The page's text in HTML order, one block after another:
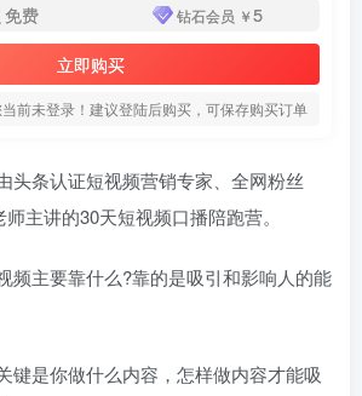
免费 钻石会员 ￥5
立即购买
前未登录！建议登陆后购买，可保存购买订单
头条认证短视频营销专家、全网粉丝
主讲的30天短视频口播陪跑营。
频主要靠什么?靠的是吸引和影响人的能
键是你做什么内容，怎样做内容才能吸